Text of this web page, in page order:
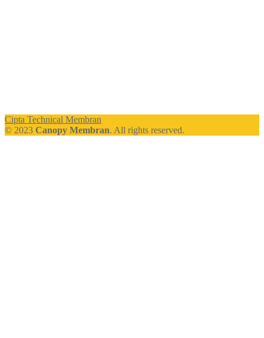
Cipta Technical Membran
© 2023 Canopy Membran. All rights reserved.